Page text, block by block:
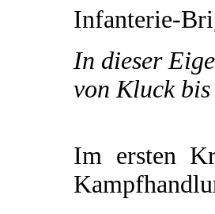
Infanterie-
In dieser
von Kluck
Im ersten